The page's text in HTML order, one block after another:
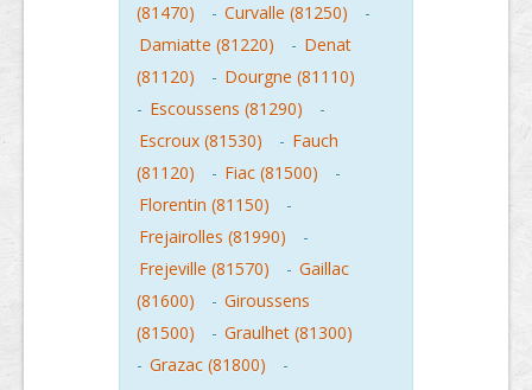
(81470)
- Curvalle (81250)
-
Damiatte (81220)
- Denat
(81120)
- Dourgne (81110)
- Escoussens (81290)
-
Escroux (81530)
- Fauch
(81120)
- Fiac (81500)
-
Florentin (81150)
-
Frejairolles (81990)
-
Frejeville (81570)
- Gaillac
(81600)
- Giroussens
(81500)
- Graulhet (81300)
- Grazac (81800)
-